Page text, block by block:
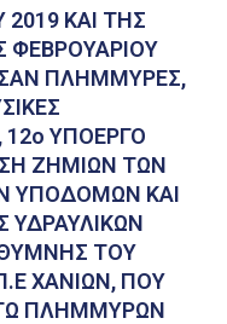
2019 ΚΑΙ ΤΗΣ
ΦΕΒΡΟΥΑΡΙΟΥ
ΠΛΗΜΜΥΡΕΣ,
ΥΠΟΕΡΓΟ
ΖΗΜΙΩΝ ΤΩΝ
ΥΠΟΔΟΜΩΝ ΚΑΙ
ΤΟΥ
ΧΑΝΙΩΝ, ΠΟΥ
ΠΛΗΜΜΥΡΩΝ